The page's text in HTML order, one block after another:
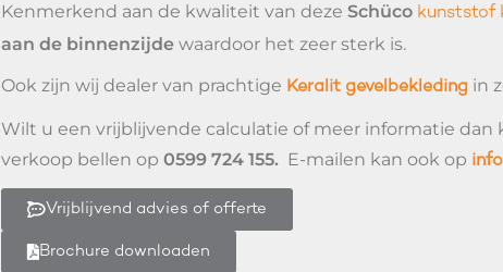
Kenmerkend aan de kwaliteit van deze Schüco kunststof
aan de binnenzijde waardoor het zeer sterk is.
Ook zijn wij dealer van prachtige Keralit gevelbekleding in
Wilt u een vrijblijvende calculatie of meer informatie
verkoop bellen op 0599 724 155. E-mailen kan ook op
Vrijblijvend advies of offerte
Brochure downloaden